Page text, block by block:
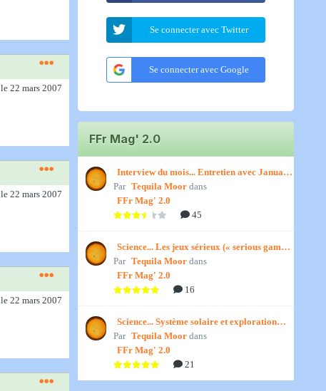
le 22 mars 2007
le 22 mars 2007
le 22 mars 2007
Se connecter avec Twitter
Se connecter avec Google
FFr Mag' 2.0
Interview du mois... Entretien avec January,
par Titenath
Par Tequila Moor dans
FFr Mag' 2.0
45
Science... Les jeux sérieux (« serious games
») par Jedino
Par Tequila Moor dans
FFr Mag' 2.0
16
Science... Système solaire et exploration
spatiale, par Jedino
Par Tequila Moor dans
FFr Mag' 2.0
21